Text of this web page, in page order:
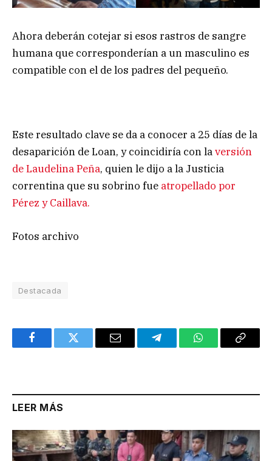
Ahora deberán cotejar si esos rastros de sangre
humana que corresponderían a un masculino es
compatible con el de los padres del pequeño.
Este resultado clave se da a conocer a 25 días de la
desaparición de Loan, y coincidiría con laversión
de Laudelina Peña, quien le dijo a la Justicia
correntina que su sobrino fue atropellado por
Pérez y Caillava.
Fotos archivo
Destacada
FacebookTwitter Email TelegramWhatsAppCopy
LEER MÁS